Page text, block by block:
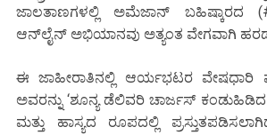
ಜಾಲತಾಣಗಳಲ್ಲಿ ಅಮೆಜಾನ್ ಬಹಿಷ್ಕಾರದ
ಆನ್‌ಲೈನ್ ಅಭಿಯಾನವು ಅತ್ಯಂತ ವೇಗವಾಗಿ
ಈ ಜಾಹೀರಾತಿನಲ್ಲಿ ಆರ್ಯಭಟರ ವೇಷಧಾರಿ
ಅವರನ್ನು ‘ಶೂನ್ಯ ಡೆಲಿವರಿ ಚಾರ್ಜಸ್ ಕಂಡುಹಿಡಿದ
ಮತ್ತು ಹಾಸ್ಯದ ರೂಪದಲ್ಲಿ